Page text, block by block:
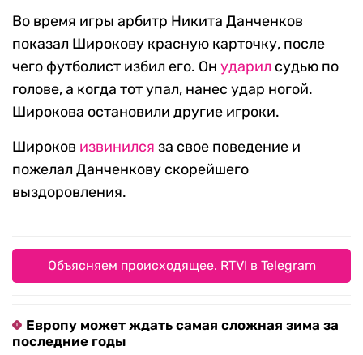
Во время игры арбитр Никита Данченков
показал Широкову красную карточку, после
чего футболист избил его. Он ударил судью по
голове, а когда тот упал, нанес удар ногой.
Широкова остановили другие игроки.
Широков извинился за свое поведение и
пожелал Данченкову скорейшего
выздоровления.
Объясняем происходящее. RTVI в Telegram
Европу может ждать самая сложная зима за
последние годы